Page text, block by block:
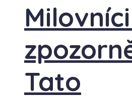
Tato